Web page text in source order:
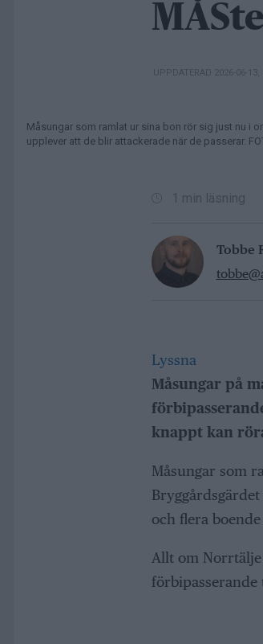
UPPDATERAD 2026-06-13,
Måsungar som ramlat ur sina bon rör sig just nu i
upplever att de blir attackerade när de passerar.
1 min läsning
Tobbe
Lyssna
Måsungar på
knappt kan
Måsungar som
och flera
Allt om
förbipasserande